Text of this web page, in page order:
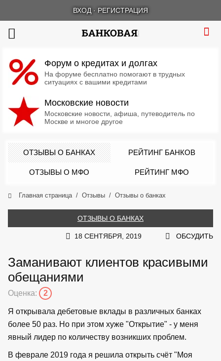
ВХОД · РЕГИСТРАЦИЯ
Форум о кредитах и долгах
На форуме бесплатно помогают в трудных
ситуациях с вашими кредитами
Московские новости
Московские новости, афиша, путеводитель по
Москве и многое другое
ОТЗЫВЫ О БАНКАХ РЕЙТИНГ БАНКОВ
ОТЗЫВЫ О МФО РЕЙТИНГ МФО
Главная страница Отзывы Отзывы о банках
ОТЗЫВЫ О БАНКАХ
18 СЕНТЯБРЯ, 2019 ОБСУДИТЬ
Заманивают клиентов красивыми
обещаниями
Оценка: 2
Я открывала дебетовые вклады в различных банках
более 50 раз. Но при этом хуже "Открытие" - у меня
явный лидер по количеству возникших проблем.
В феврале 2019 года я решила открыть счёт "Моя